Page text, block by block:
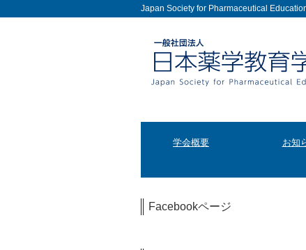
Japan Society for Pharmaceutical
学会概要 お知
Facebookページ